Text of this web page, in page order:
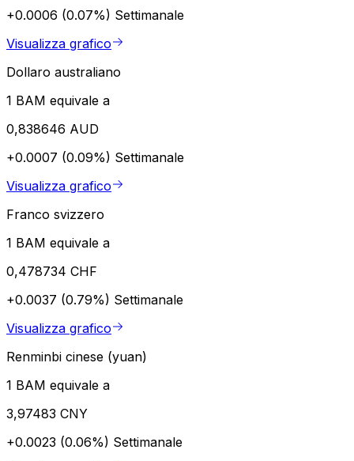
+0.0006 (0.07%) Settimanale
Visualizza grafico
Dollaro australiano
1 BAM equivale a
0,838646 AUD
+0.0007 (0.09%) Settimanale
Visualizza grafico
Franco svizzero
1 BAM equivale a
0,478734 CHF
+0.0037 (0.79%) Settimanale
Visualizza grafico
Renminbi cinese (yuan)
1 BAM equivale a
3,97483 CNY
+0.0023 (0.06%) Settimanale